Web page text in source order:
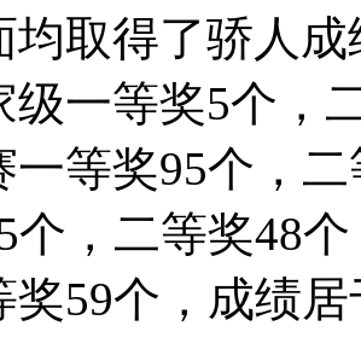
均取得了骄人
级一等奖5个，
一等奖95个，
个，二等奖48
奖59个，成绩